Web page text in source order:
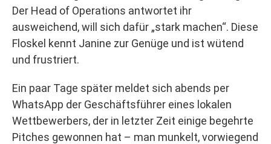
Der Head of Operations antwortet ihr
ausweichend, will sich dafür „stark machen“. Diese
Floskel kennt Janine zur Genüge und ist wütend
und frustriert.
Ein paar Tage später meldet sich abends per
WhatsApp der Geschäftsführer eines lokalen
Wettbewerbers, der in letzter Zeit einige begehrte
Pitches gewonnen hat – man munkelt, vorwiegend